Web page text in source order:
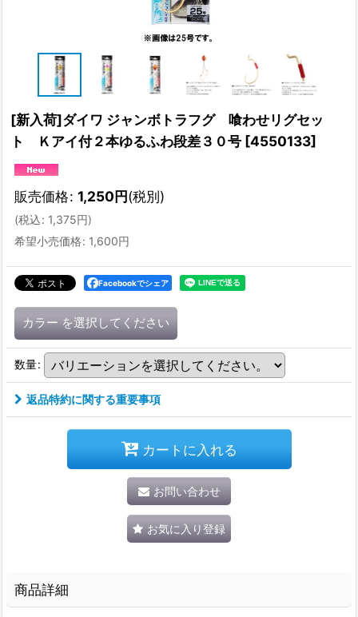
[新入荷]ダイワ ジャンボトラフグ 喰わせリグセッ
ト Ｋアイ付２本ゆるふわ段差３０号 [4550133]
販売価格: 1,250円(税別)
(税込: 1,375円)
希望小売価格: 1,600円
Facebookでシェア
カラー を選択してください
数量:
返品特約に関する重要事項
カートに入れる
お問い合わせ
お気に入り登録
商品詳細